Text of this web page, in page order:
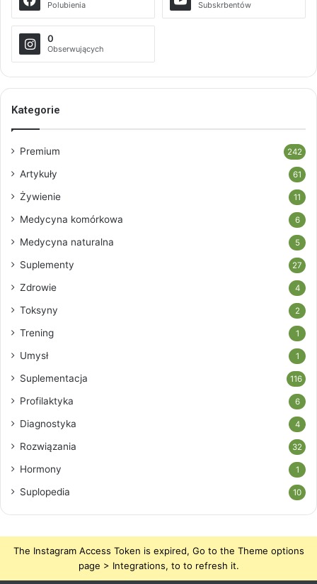
Polubienia Subskrbentów
0
Obserwujących
Kategorie
Premium 242
Artykuły 61
Żywienie 11
Medycyna komórkowa 6
Medycyna naturalna 5
Suplementy 27
Zdrowie 4
Toksyny 2
Trening 1
Umysł 1
Suplementacja 116
Profilaktyka 6
Diagnostyka 4
Rozwiązania 32
Hormony 1
Suplopedia 10
The Instagram Access Token is expired, Go to the Theme options
page > Integrations, to to refresh it.